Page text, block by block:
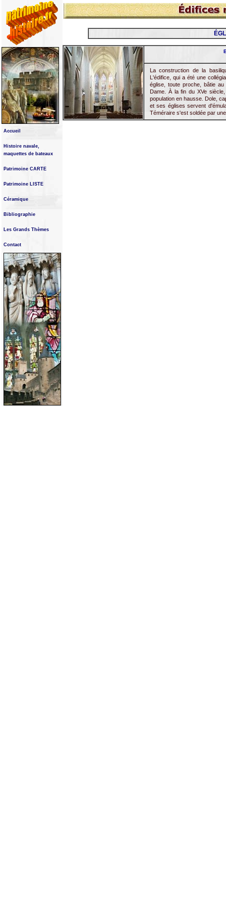
Accueil
Histoire navale,
maquettes de bateaux
Patrimoine CARTE
Patrimoine LISTE
Céramique
Bibliographie
Les Grands Thèmes
Contact
La construction de la
L'édifice, qui a été une
église, toute proche, bâtie
Dame. À la fin du XVe
population en hausse. Dole,
et ses églises servent
Téméraire s'est soldée par